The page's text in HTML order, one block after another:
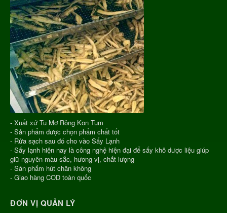
- Xuất xứ Tu Mơ Rông Kon Tum
- Sản phẩm được chọn phẩm chất tốt
- Rửa sạch sau đó cho vào Sấy Lạnh
- Sấy lạnh hiện nay là công nghệ hiện đại để sấy khô dược liệu giúp
giữ nguyên màu sắc, hương vị, chất lượng
- Sản phẩm hút chân không
- Giao hàng COD toàn quốc
ĐƠN VỊ QUẢN LÝ